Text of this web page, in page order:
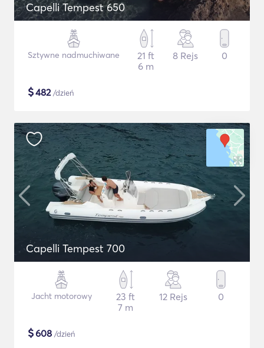
Capelli Tempest 650
Sztywne nadmuchiwane
21 ft
6 m
8 Rejs 0
$482/dzień
Capelli Tempest 700
Jacht motorowy
23 ft
7 m
12 Rejs 0
$608 /dzień